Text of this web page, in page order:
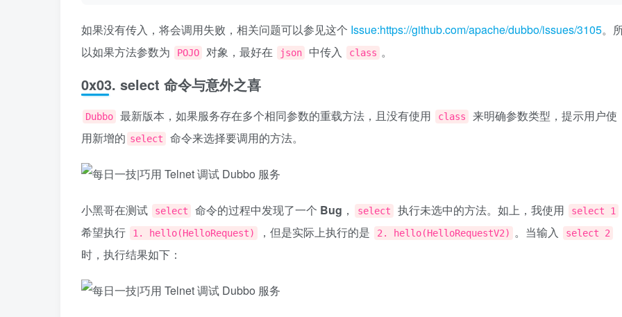
如果没有传入，将会调用失败，相关问题可以参见这个 Issue:https://github.com/apache/dubbo/issues/3105。
以如果方法参数为
POJO 对象，最好在 json 中传入 class 。
0x03. select 命令与意外之喜
Dubbo 最新版本，如果服务存在多个相同参数的重载方法，且没有使用 class
来明确参数类型，提示用户使
用新增的 select 命令来选择要调用的方法。
小黑哥在测试 select 命令的过程中发现了一个 Bug ， select 执行未选中的方法。如上，我使用 select 1
希望执行 1. hello(HelloRequest) ，但是实际上执行的是 2. hello(HelloRequestV2) 。当输入 select 2
时，执行结果如下：